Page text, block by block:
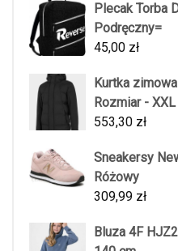
Plecak Torba
Podręczny=
45,00 zł
Kurtka
Rozmiar - XXL
553,30 zł
Sneakersy
Różowy
309,99 zł
Bluza 4F